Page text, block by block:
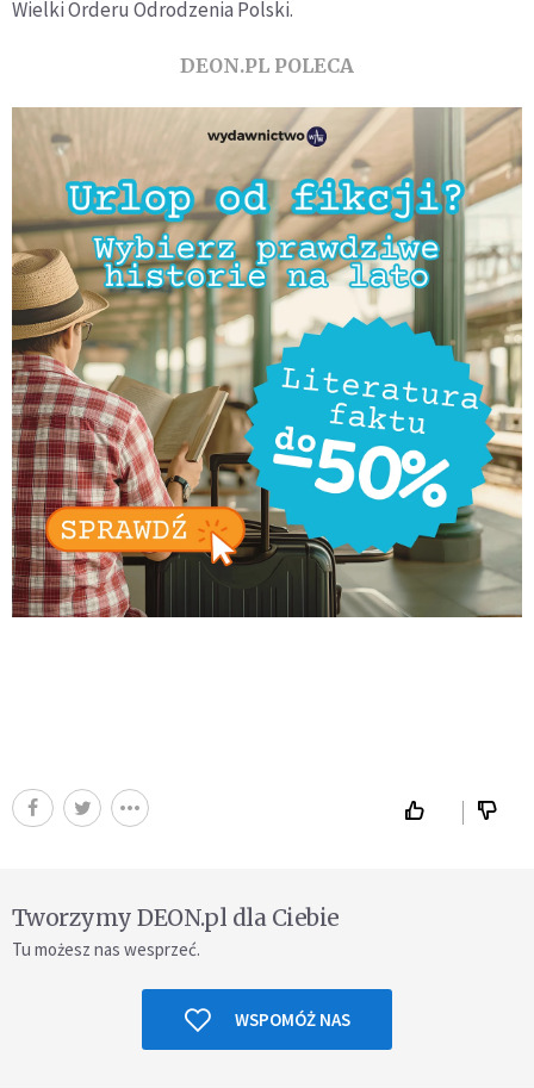
Wielki Orderu Odrodzenia Polski.
DEON.PL POLECA
Tworzymy DEON.pl dla Ciebie
Tu możesz nas wesprzeć.
WSPOMÓŻ NAS